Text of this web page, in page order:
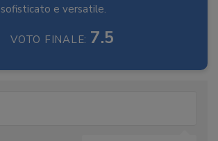
e versatile.
VOTO FINALE: 7.5